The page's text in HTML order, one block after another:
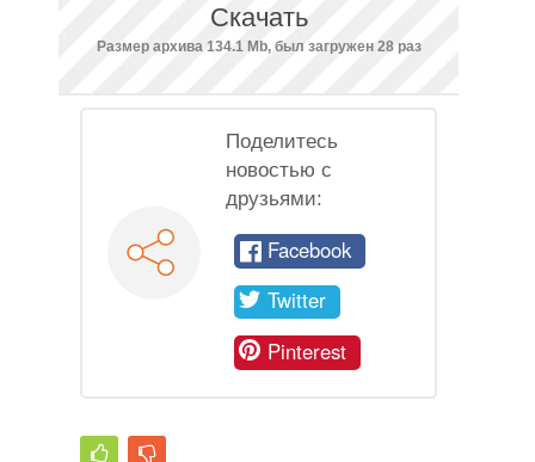
Скачать
Размер архива 134.1 Mb, был загружен 28 раз
Поделитесь
новостью с
друзьями:
Facebook
Twitter
Pinterest